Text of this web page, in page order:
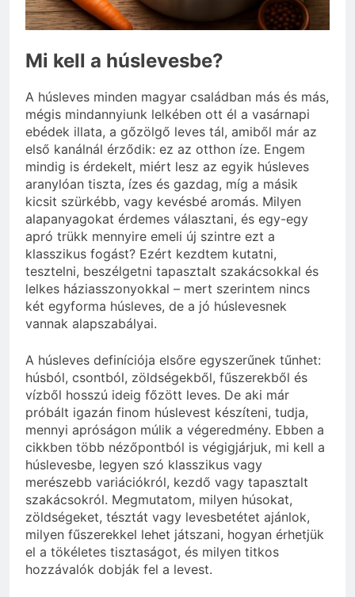
Miért fáj a váll?
3 Nap Ezelőtt
Mi kell a húslevesbe?
A húsleves minden magyar családban más és más,
mégis mindannyiunk lelkében ott él a vasárnapi
ebédek illata, a gőzölgő leves tál, amiből már az
első kanálnál érződik: ez az otthon íze. Engem
mindig is érdekelt, miért lesz az egyik húsleves
aranylóan tiszta, ízes és gazdag, míg a másik
kicsit szürkébb, vagy kevésbé aromás. Milyen
alapanyagokat érdemes választani, és egy-egy
apró trükk mennyire emeli új szintre ezt a
klasszikus fogást? Ezért kezdtem kutatni,
tesztelni, beszélgetni tapasztalt szakácsokkal és
lelkes háziasszonyokkal – mert szerintem nincs
két egyforma húsleves, de a jó húslevesnek
vannak alapszabályai.
A húsleves definíciója elsőre egyszerűnek tűnhet:
húsból, csontból, zöldségekből, fűszerekből és
vízből hosszú ideig főzött leves. De aki már
próbált igazán finom húslevest készíteni, tudja,
mennyi apróságon múlik a végeredmény. Ebben a
cikkben több nézőpontból is végigjárjuk, mi kell a
húslevesbe, legyen szó klasszikus vagy
merészebb variációkról, kezdő vagy tapasztalt
szakácsokról. Megmutatom, milyen húsokat,
zöldségeket, tésztát vagy levesbetétet ajánlok,
milyen fűszerekkel lehet játszani, hogyan érhetjük
el a tökéletes tisztaságot, és milyen titkos
hozzávalók dobják fel a levest.